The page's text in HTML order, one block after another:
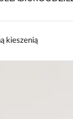
kieszenią